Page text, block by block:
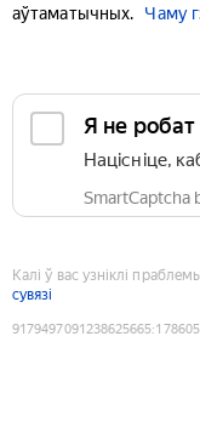
аўтаматычных.
Чаму
Я не робат
Націсніце,
SmartCaptcha
Калі ў вас узніклі
сувязі
9179497091238625665: